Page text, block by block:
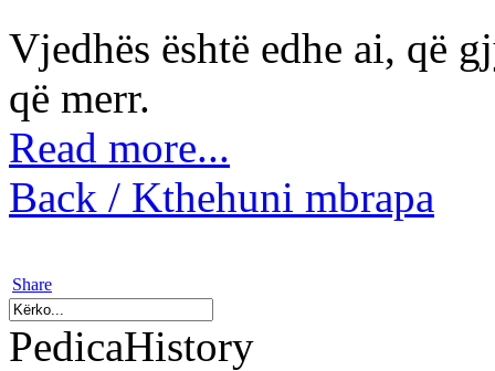
Vjedhës është edhe ai, që
që merr.
Read more...
Back / Kthehuni mbrapa
Share
PedicaHistory